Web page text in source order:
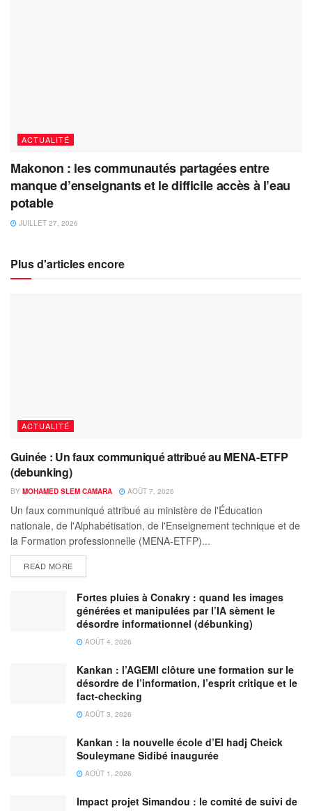
ACTUALITÉ
Makonon : les communautés partagées entre
manque d’enseignants et le difficile accès à l’eau
potable
JUILLET 27, 2026
Plus d'articles encore
ACTUALITÉ
Guinée : Un faux communiqué attribué au MENA-ETFP
(debunking)
BY MOHAMED SLEM CAMARA AOÛT 7, 2026
Un faux communiqué attribué au ministère de l'Éducation
nationale, de l'Alphabétisation, de l'Enseignement technique et de
la Formation professionnelle (MENA-ETFP)...
READ MORE
Fortes pluies à Conakry : quand les images
générées et manipulées par l’IA sèment le
désordre informationnel (débunking)
AOÛT 4, 2026
Kankan : l’AGEMI clôture une formation sur le
désordre de l’information, l’esprit critique et le
fact-checking
AOÛT 3, 2026
Kankan : la nouvelle école d’El hadj Cheick
Souleymane Sidibé inaugurée
AOÛT 1, 2026
Impact projet Simandou : le comité de suivi de